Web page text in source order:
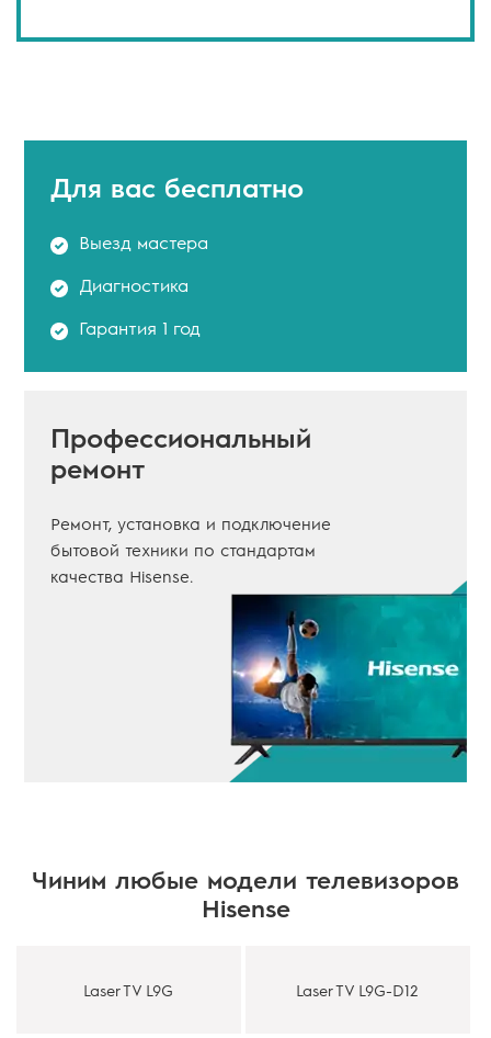
Для вас бесплатно
Выезд мастера
Диагностика
Гарантия 1 год
Профессиональный
ремонт
Ремонт, установка и подключение
бытовой техники по стандартам
качества Hisense.
Чиним любые модели телевизоров
Hisense
Laser TV L9G Laser TV L9G-D12